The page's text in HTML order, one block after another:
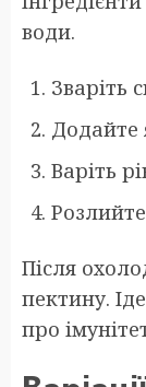
води.
Зваріть
Додайте
Варіть
Після
пектину.
про